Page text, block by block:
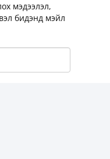
мэдээлэл,
бидэнд мэйл